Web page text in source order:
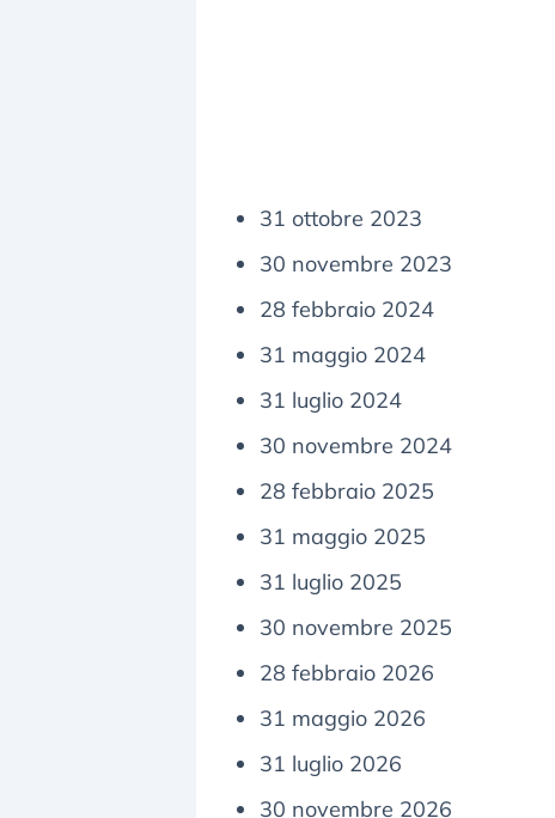
31 ottobre 2023
30 novembre 2023
28 febbraio 2024
31 maggio 2024
31 luglio 2024
30 novembre 2024
28 febbraio 2025
31 maggio 2025
31 luglio 2025
30 novembre 2025
28 febbraio 2026
31 maggio 2026
31 luglio 2026
30 novembre 2026